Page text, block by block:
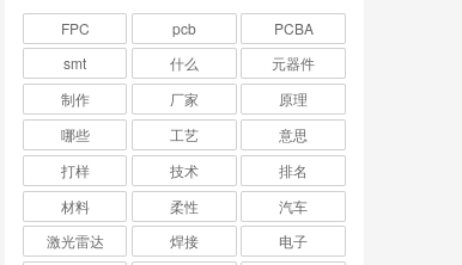
FPC pcb
PCBA
smt
什么
元器件
制作
厂家
原理
哪些
工艺
意思
打样
技术
排名
材料
柔性
汽车
激光雷达
焊接
电子